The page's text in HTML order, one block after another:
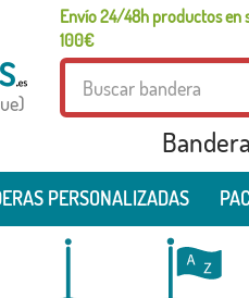
Envío 24/48h productos en
100€
PERSONALIZADAS